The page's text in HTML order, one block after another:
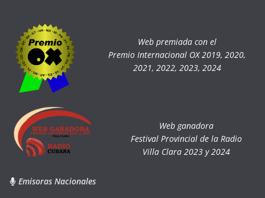
Web premiada con el
Premio Internacional OX 2019, 2020,
2021, 2022, 2023, 2024
Web ganadora
Festival Provincial de la Radio
Villa Clara 2023 y 2024
Emisoras Nacionales